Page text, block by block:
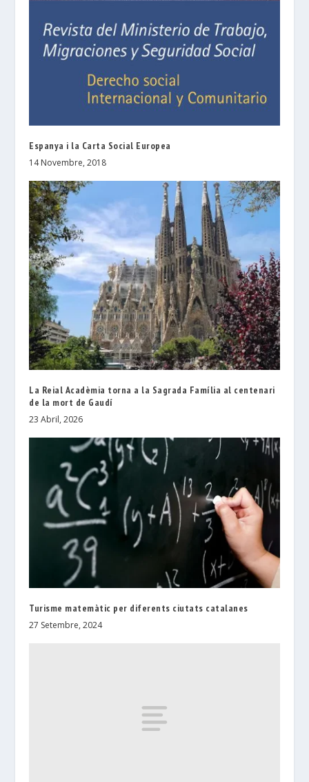
Espanya i la Carta Social Europea
14 Novembre, 2018
La Reial Acadèmia torna a la Sagrada Família al centenari
de la mort de Gaudí
23 Abril, 2026
Turisme matemàtic per diferents ciutats catalanes
27 Setembre, 2024